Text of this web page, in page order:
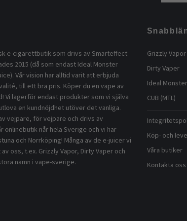
e-cigarettbutik som drivs av Smarteffect
2015 (då som endast Ideal Monster
Vår vision har alltid varit att erbjuda
till ett bra pris. Köper du en vape av
Vi lagerför endast produkter som vi själva
en kundnöjdhet utöver det vanliga.
vejpare, för vejpare och drivs av
onlinebutik når hela Sverige och vi har
och Norrköping! Många av de e-juicer vi
oss, t.ex. Grizzly Vapor, Dirty Vaper och
namn i vape-sverige.
Grizzly Vapor
Dirty Vaper
Ideal Monster
CUB (MTL)
Köp- och
Våra butiker
Kontakta oss